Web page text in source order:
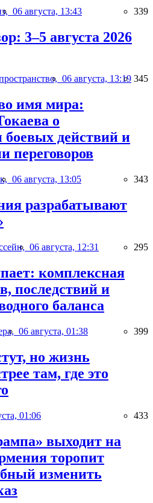
06 августа, 13:43 339
3–5 августа 2026
06 августа, 13:19 345
имя мира:
о
действий и
переговоров
06 августа, 13:05 343
разрабатывают
06 августа, 12:31 295
комплексная
последствий и
баланса
06 августа, 01:38 399
но жизнь
там, где это
01:06 433
выходит на
торопит
изменить